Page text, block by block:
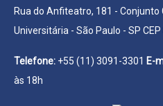
Rua do Anfiteatro, 181 -
Universitária - São Paulo - SP
Telefone: +55 (11) 3091-3301 E-
às 18h